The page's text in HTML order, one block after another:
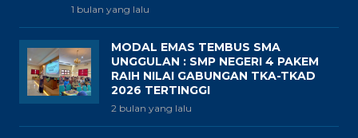
1 bulan yang lalu
MODAL EMAS TEMBUS SMA
UNGGULAN : SMP NEGERI 4 PAKEM
RAIH NILAI GABUNGAN TKA-TKAD
2026 TERTINGGI
2 bulan yang lalu